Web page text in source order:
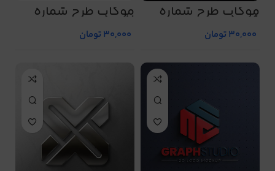
موکاپ طرح شماره
5006
30,000تومان
موکاپ طرح شماره
5007
30,000تومان